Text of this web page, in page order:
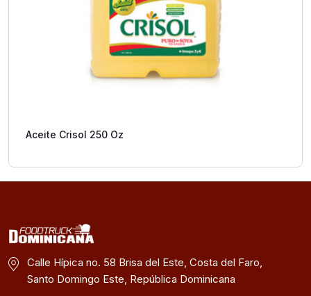
Aceite Crisol 250 Oz
Calle Hípica no. 58 Brisa del Este, Costa del Faro,
Santo Domingo Este, República Dominicana